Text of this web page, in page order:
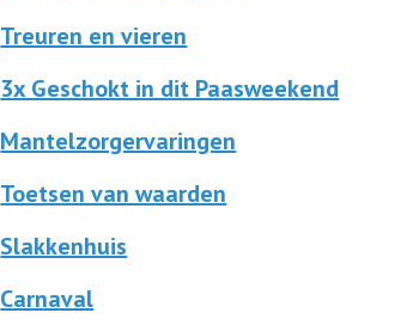
Treuren en vieren
3x Geschokt in dit Paasweekend
Mantelzorgervaringen
Toetsen van waarden
Slakkenhuis
Carnaval